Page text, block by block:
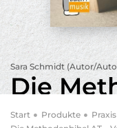
Sara Schmidt (Autor/
Die
– Von
Start Produkte
Praxis